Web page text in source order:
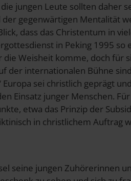
jungen Leute sollten daher
gegenwärtigen Mentalität
dass das Christentum in
in Peking 1995 so
Weisheit komme, doch für
der internationalen Bühne
sei christlich geprägt
Einsatz junger Menschen.
etwa das Prinzip der
in christlichem Auftrag
seine jungen Zuhörerinnen